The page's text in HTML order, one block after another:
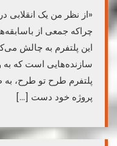
«از نظر من یک
چراکه جمعی از
این پلتفرم به چالش
سازنده‌هایی است که به
پلتفرم طرح تو طرح،
پروژه خود دست […]